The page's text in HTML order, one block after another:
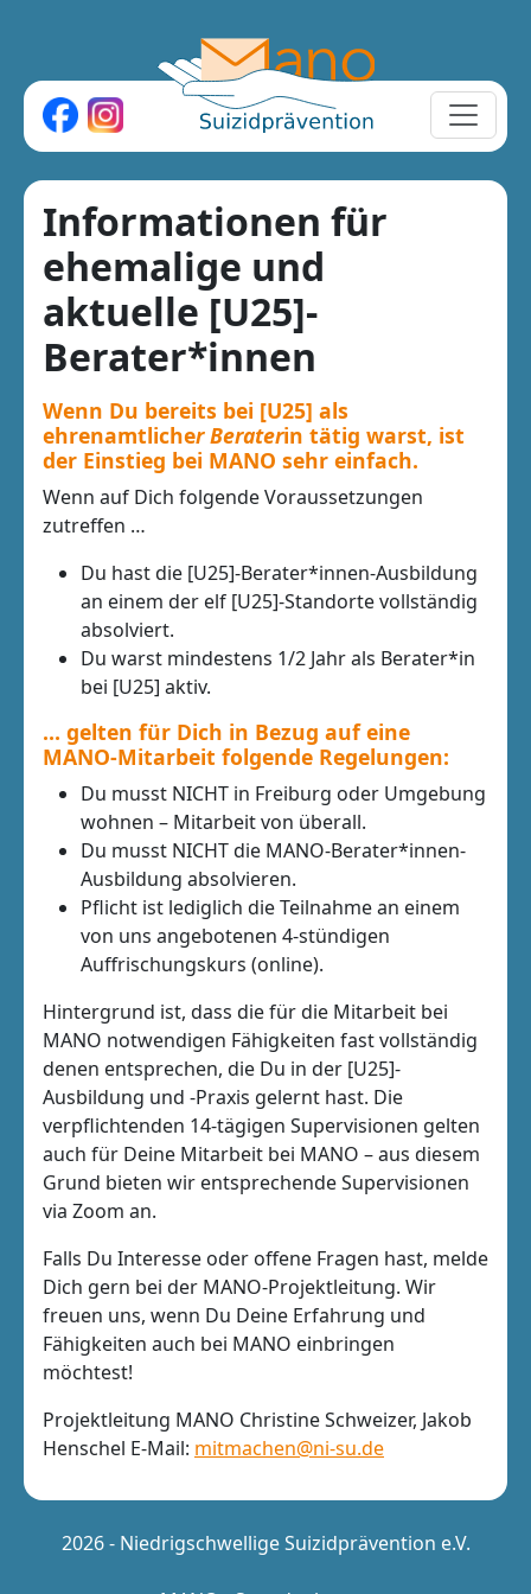
Informationen für
ehemalige und
aktuelle [U25]-
Berater*innen
Wenn Du bereits bei [U25] als
ehrenamtlicher Beraterin tätig warst, ist
der Einstieg bei MANO sehr einfach.
Wenn auf Dich folgende Voraussetzungen
zutreffen …
Du hast die [U25]-Berater*innen-Ausbildung
an einem der elf [U25]-Standorte vollständig
absolviert.
Du warst mindestens 1/2 Jahr als Berater*in
bei [U25] aktiv.
… gelten für Dich in Bezug auf eine
MANO-Mitarbeit folgende Regelungen:
Du musst NICHT in Freiburg oder Umgebung
wohnen – Mitarbeit von überall.
Du musst NICHT die MANO-Berater*innen-
Ausbildung absolvieren.
Pflicht ist lediglich die Teilnahme an einem
von uns angebotenen 4-stündigen
Auffrischungskurs (online).
Hintergrund ist, dass die für die Mitarbeit bei
MANO notwendigen Fähigkeiten fast vollständig
denen entsprechen, die Du in der [U25]-
Ausbildung und -Praxis gelernt hast. Die
verpflichtenden 14-tägigen Supervisionen gelten
auch für Deine Mitarbeit bei MANO – aus diesem
Grund bieten wir entsprechende Supervisionen
via Zoom an.
Falls Du Interesse oder offene Fragen hast, melde
Dich gern bei der MANO-Projektleitung. Wir
freuen uns, wenn Du Deine Erfahrung und
Fähigkeiten auch bei MANO einbringen
möchtest!
Projektleitung MANO Christine Schweizer, Jakob
Henschel E-Mail: mitmachen@ni-su.de
2026 - Niedrigschwellige Suizidprävention e.V.